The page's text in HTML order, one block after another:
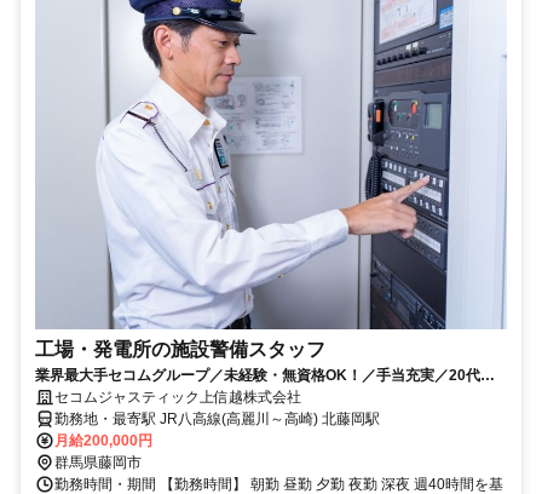
工場・発電所の施設警備スタッフ
業界最大手セコムグループ／未経験・無資格OK！／手当充実／20代～
30代活躍／転勤なしの地域限定勤務
セコムジャスティック上信越株式会社
勤務地・最寄駅 JR八高線(高麗川～高崎) 北藤岡駅
月給200,000円
群馬県藤岡市
勤務時間・期間 【勤務時間】 朝勤 昼勤 夕勤 夜勤 深夜 週40時間を基